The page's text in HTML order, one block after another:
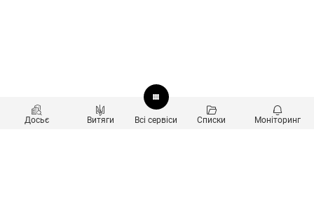
Досьє Витяги Всі сервіси Списки Моніторинг